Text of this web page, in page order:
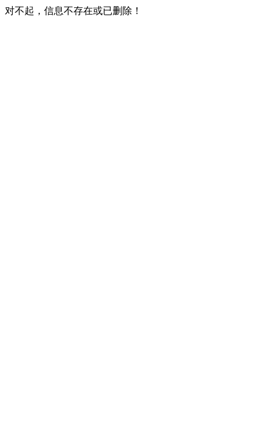
对不起，信息不存在或已删除！